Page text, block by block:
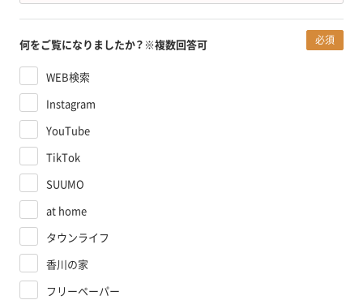
何をご覧になりましたか？ ※複数回答可 必須
WEB検索
Instagram
YouTube
TikTok
SUUMO
at home
タウンライフ
香川の家
フリーペーパー